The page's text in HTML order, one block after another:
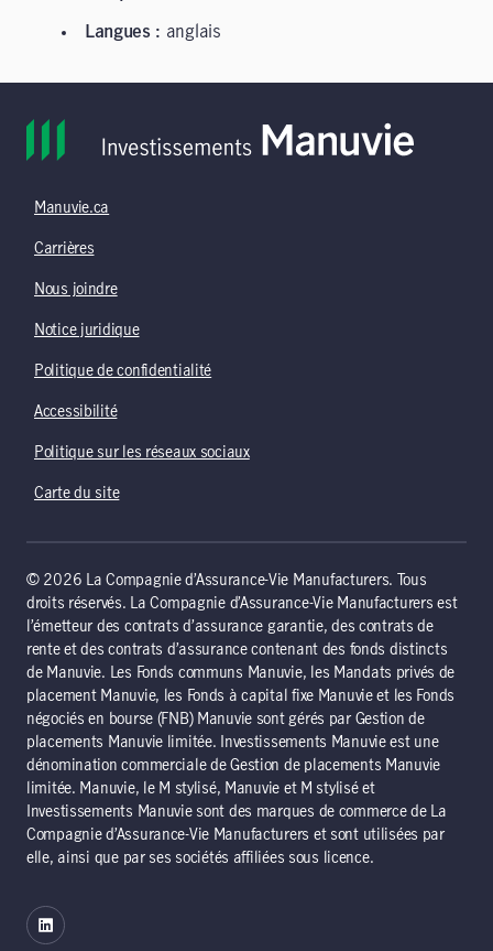
Langues : anglais
Manuvie.ca
Carrières
Nous joindre
Notice juridique
Politique de confidentialité
Accessibilité
Politique sur les réseaux sociaux
Carte du site
© 2026 La Compagnie d’Assurance-Vie Manufacturers. Tous
droits réservés. La Compagnie d’Assurance-Vie Manufacturers est
l’émetteur des contrats d’assurance garantie, des contrats de
rente et des contrats d’assurance contenant des fonds distincts
de Manuvie. Les Fonds communs Manuvie, les Mandats privés de
placement Manuvie, les Fonds à capital fixe Manuvie et les Fonds
négociés en bourse (FNB) Manuvie sont gérés par Gestion de
placements Manuvie limitée. Investissements Manuvie est une
dénomination commerciale de Gestion de placements Manuvie
limitée. Manuvie, le M stylisé, Manuvie et M stylisé et
Investissements Manuvie sont des marques de commerce de La
Compagnie d’Assurance-Vie Manufacturers et sont utilisées par
elle, ainsi que par ses sociétés affiliées sous licence.